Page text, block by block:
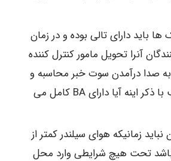
باید دارای تالی بوده و در زمان
آنرا تحویل مامور کنترل کننده
به صدا درآمدن سوت خبر محاسبه و
در محل مناسب با ذکر اینه آیا دارای BA کامل می
نباید زمانیکه هوای سیلندر کمتر از
باشد تحت هیچ شرایطی وارد محل